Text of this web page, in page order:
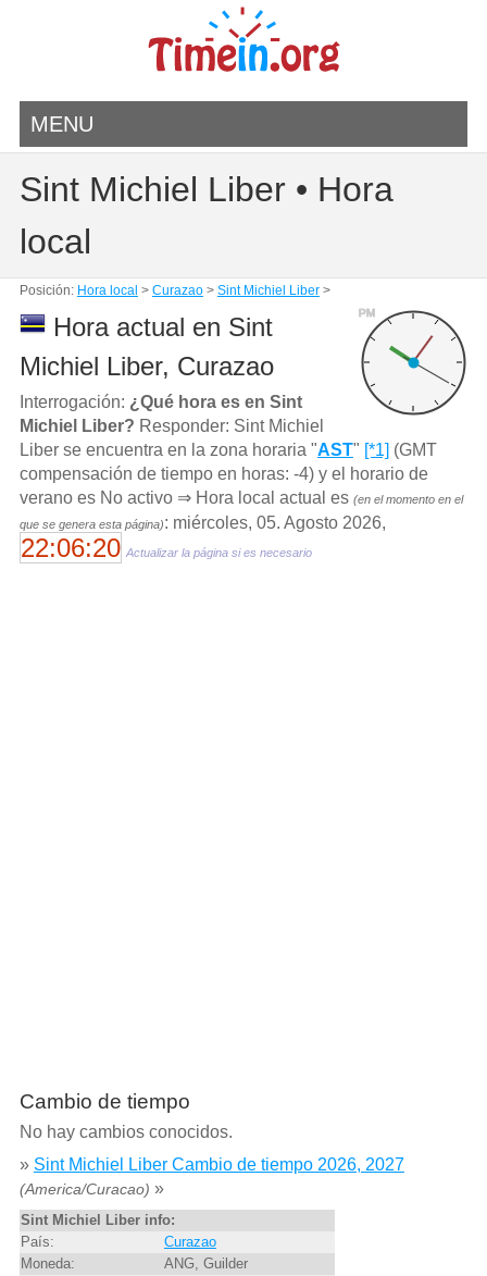
MENU
Sint Michiel Liber • Hora
local
Posición: Hora local > Curazao> Sint Michiel Liber>
PM
Hora actual en Sint
Michiel Liber, Curazao
Interrogación: ¿Qué hora es en Sint
Michiel Liber? Responder: Sint Michiel
Liber se encuentra en la zona horaria "AST" [*1] (GMT
compensación de tiempo en horas: -4) y el horario de
verano es No activo ⇒ Hora local actual es (en el momento en el
que se genera esta página): miércoles, 05. Agosto 2026,
22:06:20 Actualizar la página si es necesario
Cambio de tiempo
No hay cambios conocidos.
» Sint Michiel Liber Cambio de tiempo 2026, 2027
(America/Curacao) »
Sint Michiel Liber info:
País:
Curazao
Moneda:
ANG, Guilder